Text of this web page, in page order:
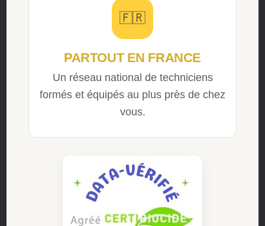
🇫🇷
PARTOUT EN FRANCE
Un réseau national de techniciens
formés et équipés au plus près de chez
vous.